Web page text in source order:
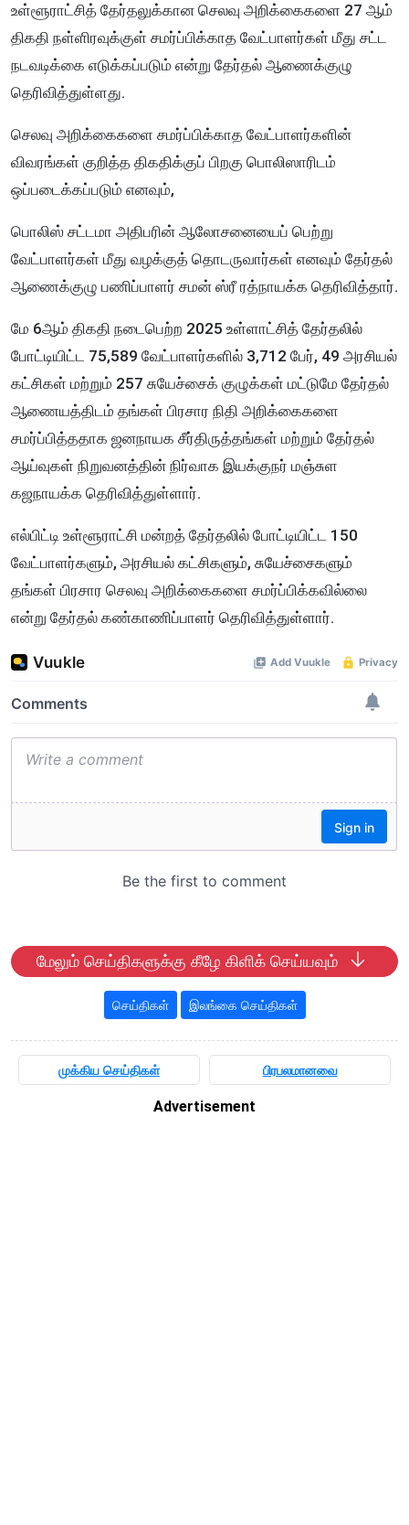
உள்ளூராட்சித் தேர்தலுக்கான செலவு அறிக்கைகளை 27 ஆம்
திகதி நள்ளிரவுக்குள் சமர்ப்பிக்காத வேட்பாளர்கள் மீது சட்ட
நடவடிக்கை எடுக்கப்படும் என்று தேர்தல் ஆணைக்குழு
தெரிவித்துள்ளது.
செலவு அறிக்கைகளை சமர்ப்பிக்காத வேட்பாளர்களின்
விவரங்கள் குறித்த திகதிக்குப் பிறகு பொலிஸாரிடம்
ஒப்படைக்கப்படும் எனவும்,
பொலிஸ் சட்டமா அதிபரின் ஆலோசனையைப் பெற்று
வேட்பாளர்கள் மீது வழக்குத் தொடருவார்கள் எனவும் தேர்தல்
ஆணைக்குழு பணிப்பாளர் சமன் ஸ்ரீ ரத்நாயக்க தெரிவித்தார்.
மே 6ஆம் திகதி நடைபெற்ற 2025 உள்ளாட்சித் தேர்தலில்
போட்டியிட்ட 75,589 வேட்பாளர்களில் 3,712 பேர், 49 அரசியல்
கட்சிகள் மற்றும் 257 சுயேச்சைக் குழுக்கள் மட்டுமே தேர்தல்
ஆணையத்திடம் தங்கள் பிரசார நிதி அறிக்கைகளை
சமர்ப்பித்ததாக ஜனநாயக சீர்திருத்தங்கள் மற்றும் தேர்தல்
ஆய்வுகள் நிறுவனத்தின் நிர்வாக இயக்குநர் மஞ்சுள
கஜநாயக்க தெரிவித்துள்ளார்.
எல்பிட்டி உள்ளூராட்சி மன்றத் தேர்தலில் போட்டியிட்ட 150
வேட்பாளர்களும், அரசியல் கட்சிகளும், சுயேச்சைகளும்
தங்கள் பிரசார செலவு அறிக்கைகளை சமர்ப்பிக்கவில்லை
என்று தேர்தல் கண்காணிப்பாளர் தெரிவித்துள்ளார்.
மேலும் செய்திகளுக்கு கீழே கிளிக் செய்யவும்
செய்திகள் இலங்கை செய்திகள்
முக்கிய செய்திகள் பிரபலமானவை
Advertisement